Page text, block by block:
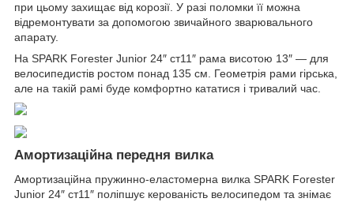
при цьому захищає від корозії. У разі поломки її можна
відремонтувати за допомогою звичайного зварювального
апарату.
На SPARK Forester Junior 24″ ст11″ рама висотою 13″ — для
велосипедистів ростом понад 135 см. Геометрія рами гірська,
але на такій рамі буде комфортно кататися і тривалий час.
Амортизаційна передня вилка
Амортизаційна пружинно-еластомерна вилка SPARK Forester
Junior 24″ ст11″ поліпшує керованість велосипедом та знімає